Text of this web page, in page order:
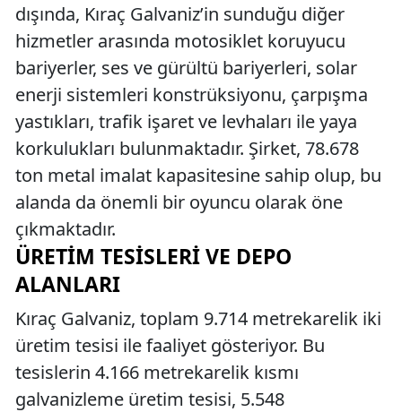
dışında, Kıraç Galvaniz’in sunduğu diğer
hizmetler arasında motosiklet koruyucu
bariyerler, ses ve gürültü bariyerleri, solar
enerji sistemleri konstrüksiyonu, çarpışma
yastıkları, trafik işaret ve levhaları ile yaya
korkulukları bulunmaktadır. Şirket, 78.678
ton metal imalat kapasitesine sahip olup, bu
alanda da önemli bir oyuncu olarak öne
çıkmaktadır.
ÜRETIM TESISLERI VE DEPO
ALANLARI
Kıraç Galvaniz, toplam 9.714 metrekarelik iki
üretim tesisi ile faaliyet gösteriyor. Bu
tesislerin 4.166 metrekarelik kısmı
galvanizleme üretim tesisi, 5.548